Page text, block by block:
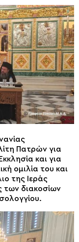
Πατρών για
και για
ομιλία του και
της Ιεράς
των διακοσίων